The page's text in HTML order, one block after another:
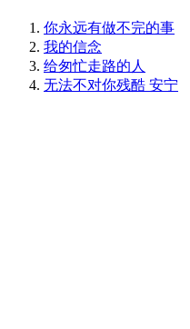
你永远有做不完的事
我的信念
给匆忙走路的人
无法不对你残酷 安宁